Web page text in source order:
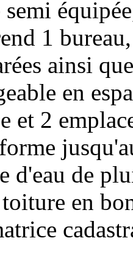
1
ainsi
en
et 2
d'eau de
en